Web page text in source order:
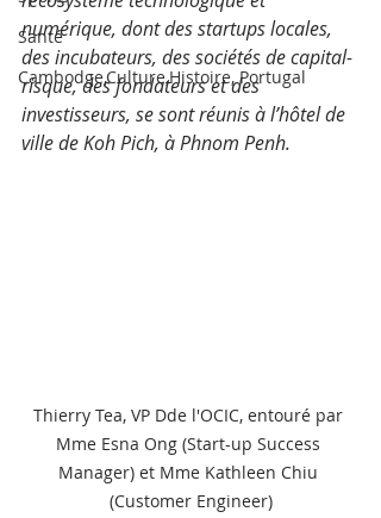
Santé
Cambodge,Culture,Histoire, Portugal
numérique, dont des startups locales,
des incubateurs, des sociétés de capital-
risque, des fondateurs et des
investisseurs, se sont réunis à l’hôtel de
ville de Koh Pich, à Phnom Penh.
Thierry Tea, VP Dde l'OCIC, entouré par
Mme Esna Ong (Start-up Success
Manager) et Mme Kathleen Chiu
(Customer Engineer)